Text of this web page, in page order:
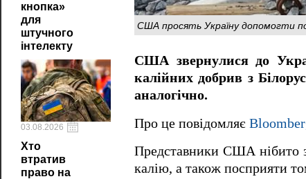
кнопка»
для
штучного
інтелекту
03.08.2026
Хто
втратив
право на
США просять Україну допомогти
США звернулися до
калійних добрив з
аналогічно.
Про це повідомляє
Представники США нібито
калію, а також посприяти